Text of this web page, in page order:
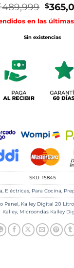
489,999 El
precio
era:
$
en las
Sin existencias
SKU: 15845
, Eléctricas, Para Cocina,
Panel, Kalley Digital 20
Kalley, Microondas Kalley